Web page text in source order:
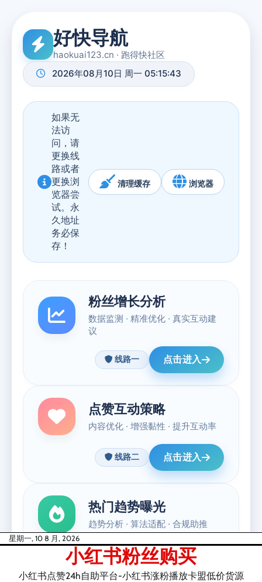
Skip星期一, 10 8 月, 2026
小红书粉丝购买
小红书点赞24h自助平台-小红书涨粉播放卡盟低价货源